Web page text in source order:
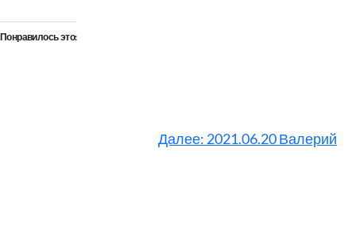
Понравилось это:
Далее: 2021.06.20 Валерий